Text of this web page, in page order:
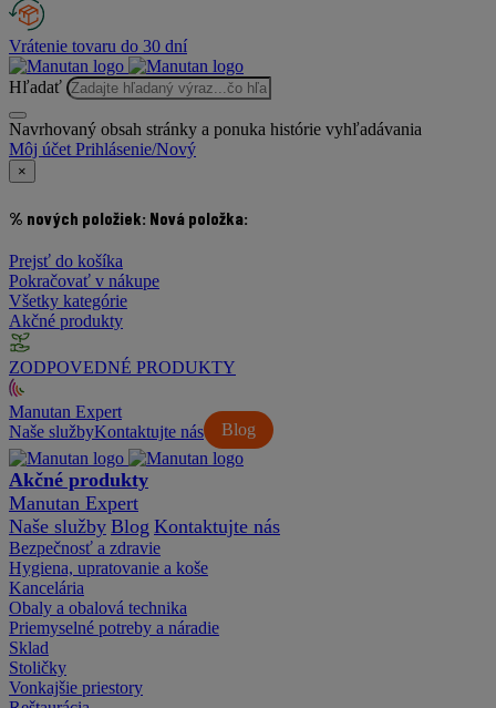
Vrátenie tovaru do 30 dní
Hľadať
Navrhovaný obsah stránky a ponuka histórie vyhľadávania
Môj účet Prihlásenie/Nový
×
% nových položiek: Nová položka:
Prejsť do košíka
Pokračovať v nákupe
Všetky kategórie
Akčné produkty
ZODPOVEDNÉ PRODUKTY
Manutan Expert
Naše služby
Blog
Kontaktujte nás
Akčné produkty
Manutan Expert
Naše služby Blog Kontaktujte nás
Bezpečnosť a zdravie
Hygiena, upratovanie a koše
Kancelária
Obaly a obalová technika
Priemyselné potreby a náradie
Sklad
Stoličky
Vonkajšie priestory